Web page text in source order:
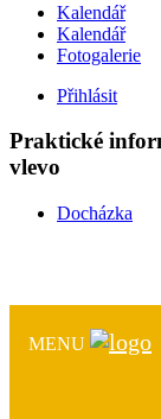
Kalendář
Kalendář
Fotogalerie
Přihlásit
Praktické
vlevo
Docházka
MENU